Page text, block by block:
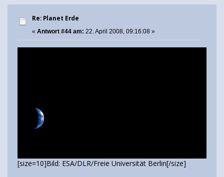
Re: Planet Erde
« Antwort #44 am: 22. April 2008, 09:16:08 »
[size=10]Bild: ESA/DLR/Freie Universität Berlin[/size]